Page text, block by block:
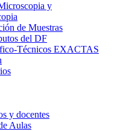
y
de Muestras
del DF
Técnicos EXACTAS
y docentes
Aulas